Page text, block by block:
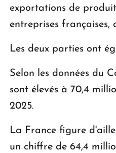
exportations de
entreprises françaises,
Les deux parties ont
Selon les données du
sont élevés à 70,4
2025.
La France figure
un chiffre de 64,4